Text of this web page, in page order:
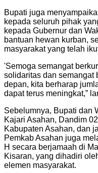
Bupati juga
kepada seluruh pihak
kepada Gubernur dan
bantuan hewan kurban,
masyarakat yang telah
'Semoga semangat
solidaritas dan semangat
depan, kita berharap
dapat terus meningkat,”
Sebelumnya, Bupati dan
Kajari Asahan, Dandim
Kabupaten Asahan, dan
Pemkab Asahan juga
H secara berjamaah di
Kisaran, yang dihadiri
elemen masyarakat.